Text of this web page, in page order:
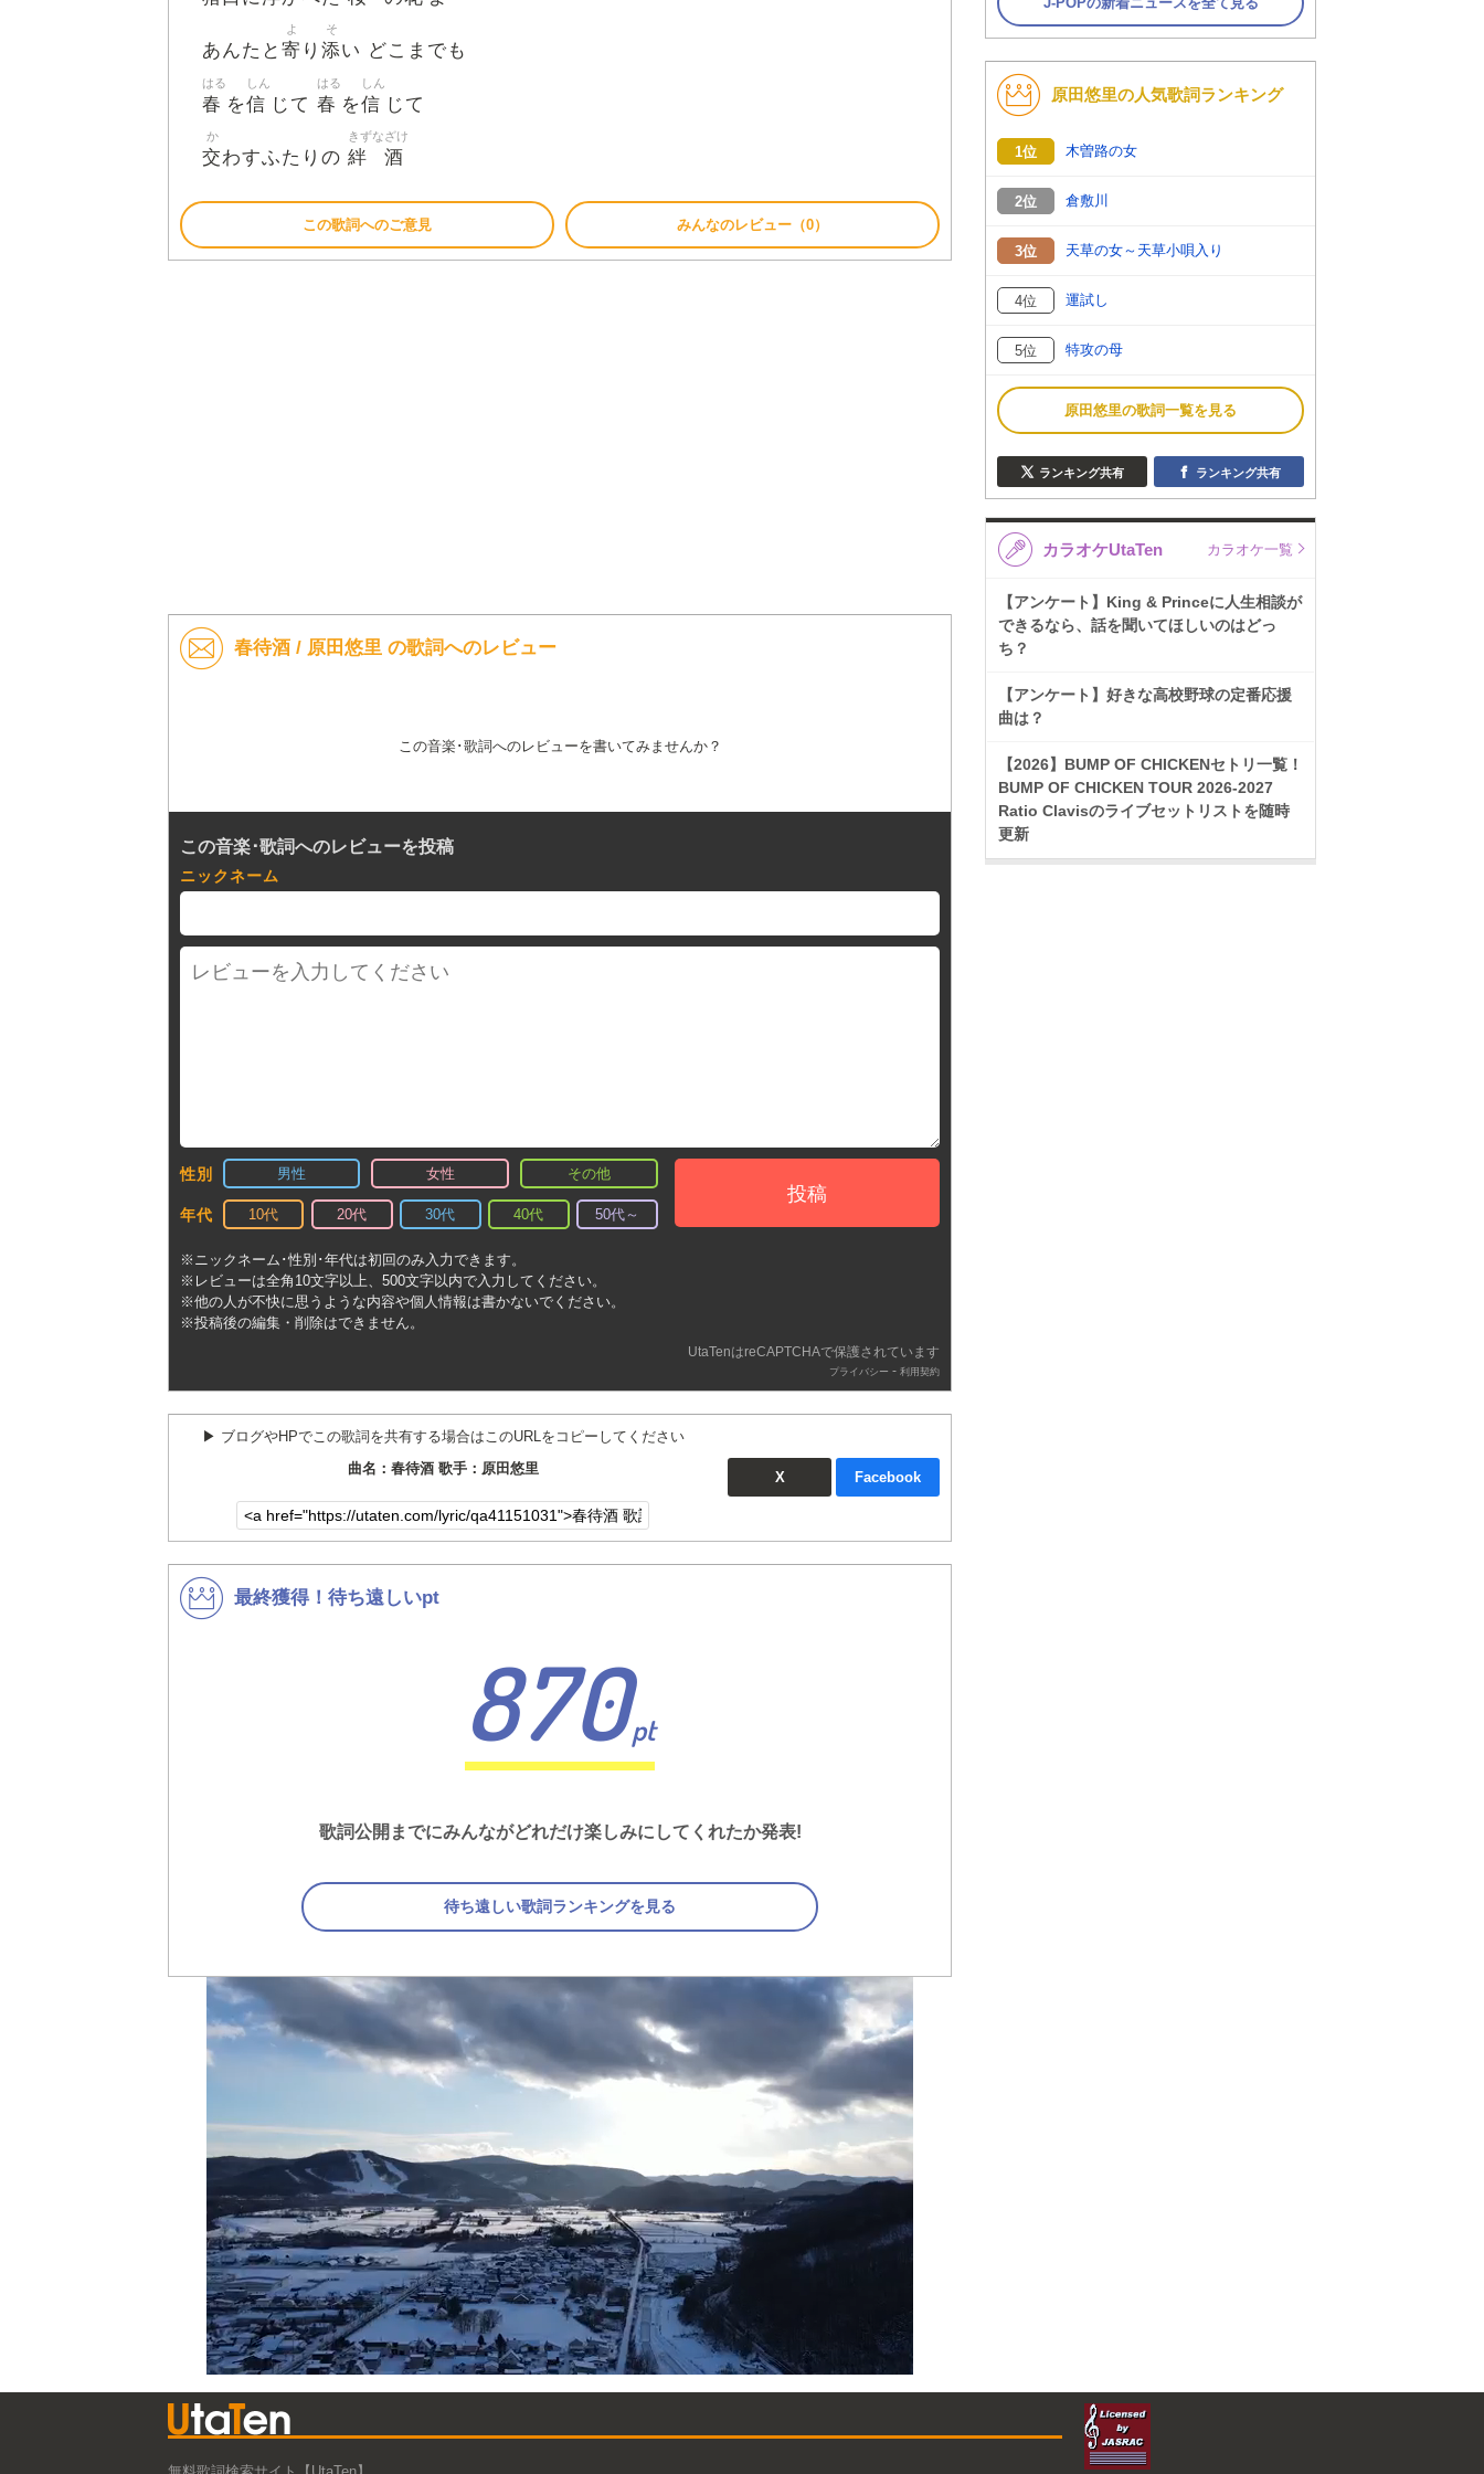
あんたと 寄
よ
り 添
そ
い どこまでも
春
はる
を信
しん
じて 春
はる
を信
しん
じて
交
か
わすふたりの 絆
きずな
酒
ざけ
この歌詞へのご意見 みんなのレビュー（0）
春待酒 / 原田悠里 の歌詞へのレビュー
この音楽･歌詞へのレビューを書いてみませんか？
この音楽･歌詞へのレビューを投稿
ニックネーム
性別 男性 女性 その他
年代 10代 20代 30代 40代 50代～
投稿
※ニックネーム･性別･年代は初回のみ入力できます。
※レビューは全角10文字以上、500文字以内で入力してください。
※他の人が不快に思うような内容や個人情報は書かないでください。
※投稿後の編集・削除はできません。
UtaTenはreCAPTCHAで保護されています
プライバシー - 利用契約
▶︎ ブログやHPでこの歌詞を共有する場合はこのURLをコピーしてください
曲名：春待酒 歌手：原田悠里
X Facebook
最終獲得！待ち遠しいpt
870pt
歌詞公開までにみんながどれだけ楽しみにしてくれたか発表!
待ち遠しい歌詞ランキングを見る
原田悠里の人気歌詞ランキング
1位 木曽路の女
2位 倉敷川
3位 天草の女～天草小唄入り
4位 運試し
5位 特攻の母
原田悠里の歌詞一覧を見る
ランキング共有 ランキング共有
カラオケUtaTen カラオケ一覧
【アンケート】King & Princeに人生相談が
できるなら、話を聞いてほしいのはどっ
ち？
【アンケート】好きな高校野球の定番応援
曲は？
【2026】BUMP OF CHICKENセトリ一覧！
BUMP OF CHICKEN TOUR 2026-2027
Ratio Clavisのライブセットリストを随時
更新